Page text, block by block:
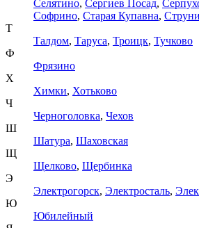
Селятино, Сергиев Посад,
Софрино, Старая Купавна,
Т
Талдом, Таруса, Троицк, Тучково
Ф
Фрязино
Х
Химки, Хотьково
Ч
Черноголовка, Чехов
Ш
Шатура, Шаховская
Щ
Щелково, Щербинка
Э
Электрогорск, Электросталь,
Ю
Юбилейный